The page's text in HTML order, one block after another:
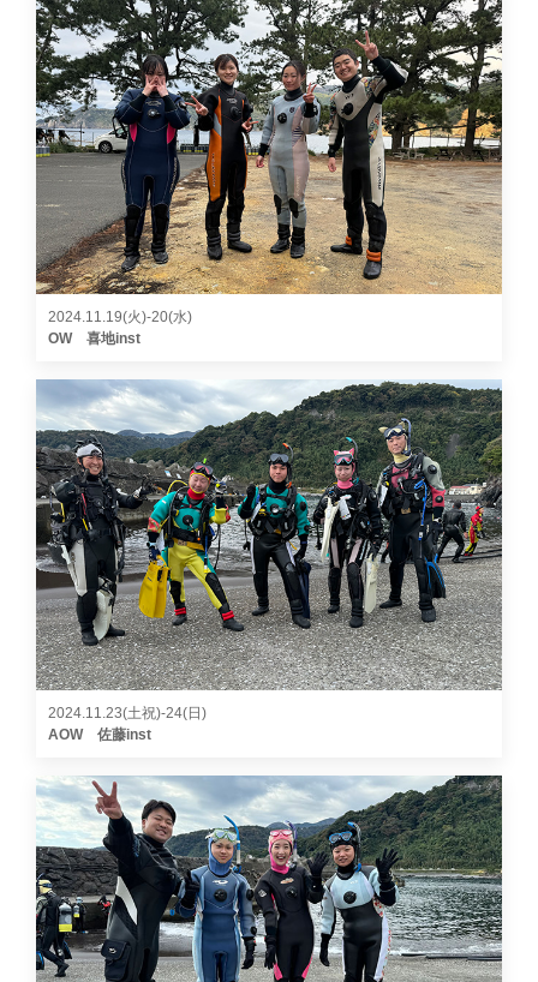
2024.11.19(火)-20(水)
OW 喜地inst
2024.11.23(土祝)-24(日)
AOW 佐藤inst